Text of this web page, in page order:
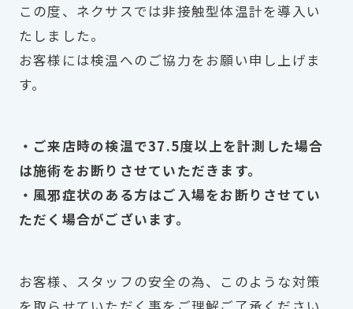
この度、ネクサスでは非接触型体温計を導入い
たしました。
お客様には検温へのご協力をお願い申し上げま
す。
・ご来店時の検温で37.5度以上を計測した場合
は施術をお断りさせていただきます。
・風邪症状のある方はご入場をお断りさせてい
ただく場合がございます。
お客様、スタッフの安全の為、このような対策